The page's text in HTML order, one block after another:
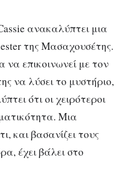
ανακαλύπτει μια
της Μασαχουσέτης.
επικοινωνεί με τον
να λύσει το μυστήριο,
ότι οι χειρότεροι
Μια
και βασανίζει τους
έχει βάλει στο